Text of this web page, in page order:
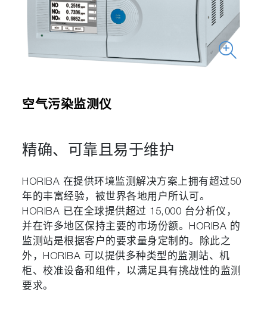
空气污染监测仪
精确、可靠且易于维护
HORIBA 在提供环境监测解决方案上拥有超过50
年的丰富经验，被世界各地用户所认可。
HORIBA 已在全球提供超过 15,000 台分析仪，
并在许多地区保持主要的市场份额。HORIBA 的
监测站是根据客户的要求量身定制的。除此之
外，HORIBA 可以提供多种类型的监测站、机
柜、校准设备和组件，以满足具有挑战性的监测
要求。